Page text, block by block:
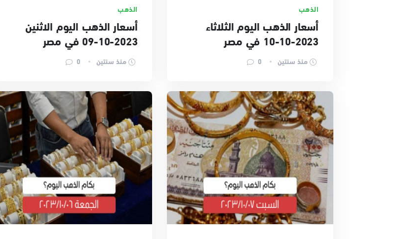
الذهب
أسعار الذهب اليوم الثلاثاء
2023-10-10 في مصر
منذ سنتين
الذهب
أسعار الذهب اليوم الاثنين
2023-10-09 في مصر
منذ سنتين